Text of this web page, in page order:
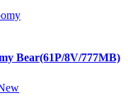
Bear(61P/8V/777MB)